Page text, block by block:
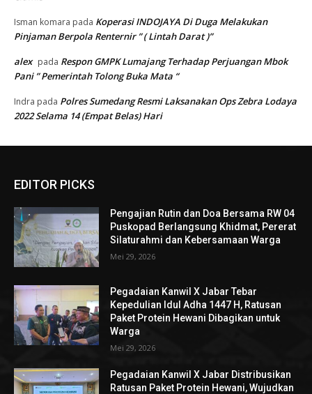
Isman komara pada Koperasi INDOJAYA Di Duga Melakukan
Pinjaman Berpola Renternir ” ( Lintah Darat )”
alex pada Respon GMPK Lumajang Terhadap Perjuangan Mbok
Pani ” Pemerintah Tolong Buka Mata “
Indra pada Polres Sumedang Resmi Laksanakan Ops Zebra Lodaya
2022 Selama 14 (Empat Belas) Hari
EDITOR PICKS
Pengajian Rutin dan Doa Bersama RW 04
Puskopad Berlangsung Khidmat, Pererat
Silaturahmi dan Kebersamaan Warga
Mei 29, 2026
Pegadaian Kanwil X Jabar Tebar
Kepedulian Idul Adha 1447 H, Ratusan
Paket Protein Hewani Dibagikan untuk
Warga
Mei 29, 2026
Pegadaian Kanwil X Jabar Distribusikan
Ratusan Paket Protein Hewani, Wujudkan